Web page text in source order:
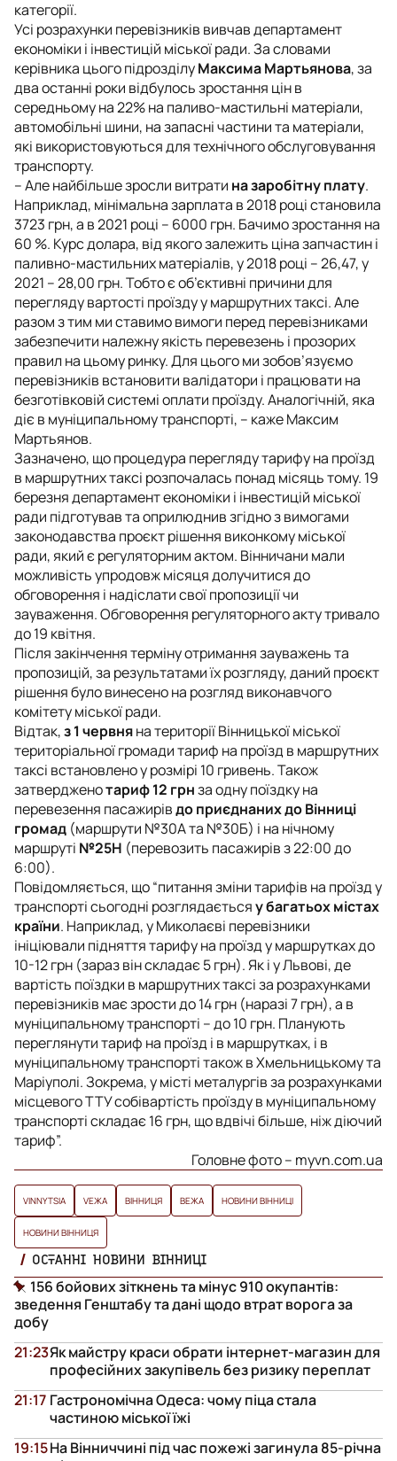
категорії.
Усі розрахунки перевізників вивчав департамент
економіки і інвестицій міської ради. За словами
керівника цього підрозділуМаксима Мартьянова, за
два останні роки відбулось зростання цін в
середньому на 22% на паливо-мастильні матеріали,
автомобільні шини, на запасні частини та матеріали,
які використовуються для технічного обслуговування
транспорту.
– Але найбільше зросли витрати на заробітну плату.
Наприклад, мінімальна зарплата в 2018 році становила
3723 грн, а в 2021 році – 6000 грн. Бачимо зростання на
60 %. Курс долара, від якого залежить ціна запчастин і
паливно-мастильних матеріалів, у 2018 році – 26,47, у
2021 – 28,00 грн. Тобто є об’єктивні причини для
перегляду вартості проїзду у маршрутних таксі. Але
разом з тим ми ставимо вимоги перед перевізниками
забезпечити належну якість перевезень і прозорих
правил на цьому ринку. Для цього ми зобов’язуємо
перевізників встановити валідатори і працювати на
безготівковій системі оплати проїзду. Аналогічній, яка
діє в муніципальному транспорті, – каже Максим
Мартьянов.
Зазначено, що процедура перегляду тарифу на проїзд
в маршрутних таксі розпочалась понад місяць тому. 19
березня департамент економіки і інвестицій міської
ради підготував та оприлюднив згідно з вимогами
законодавства проєкт рішення виконкому міської
ради, який є регуляторним актом. Вінничани мали
можливість упродовж місяця долучитися до
обговорення і надіслати свої пропозиції чи
зауваження. Обговорення регуляторного акту тривало
до 19 квітня.
Після закінчення терміну отримання зауважень та
пропозицій, за результатами їх розгляду, даний проєкт
рішення було винесено на розгляд виконавчого
комітету міської ради.
Відтак,з 1 червняна території Вінницької міської
територіальної громади тариф на проїзд в маршрутних
таксі встановлено у розмірі 10 гривень. Також
затвердженотариф 12 грнза одну поїздку на
перевезення пасажирівдо приєднаних до Вінниці
громад (маршрути №30А та №30Б) і на нічному
маршруті №25Н (перевозить пасажирів з 22:00 до
6:00).
Повідомляється, що “питання зміни тарифів на проїзд у
транспорті сьогодні розглядаєтьсяу багатьох містах
країни. Наприклад, у Миколаєві перевізники
ініціювали підняття тарифу на проїзд у маршрутках до
10-12 грн (зараз він складає 5 грн). Як і у Львові, де
вартість поїздки в маршрутних таксі за розрахунками
перевізників має зрости до 14 грн (наразі 7 грн), а в
муніципальному транспорті – до 10 грн. Планують
переглянути тариф на проїзд і в маршрутках, і в
муніципальному транспорті також в Хмельницькому та
Маріуполі. Зокрема, у місті металургів за розрахунками
місцевого ТТУ собівартість проїзду в муніципальному
транспорті складає 16 грн, що вдвічі більше, ніж діючий
тариф”.
Головне фото – myvn.com.ua
VINNYTSIA VЕЖА ВІННИЦЯ ВЕЖА НОВИНИ ВІННИЦІ
НОВИНИ ВІННИЦЯ
ОСТАННІ НОВИНИ ВІННИЦІ
156 бойових зіткнень та мінус 910 окупантів:
зведення Генштабу та дані щодо втрат ворога за
добу
Як майстру краси обрати інтернет-магазин для
професійних закупівель без ризику переплат
21:23
Гастрономічна Одеса: чому піца стала
частиною міської їжі
21:17
На Вінниччині під час пожежі загинула 85-річна
19:15